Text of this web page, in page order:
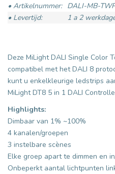
• Artikelnummer: DALI-MB-
• Levertijd:
1 a 2
Deze MiLight DALI Single Color
compatibel met het DALI 8
kunt u enkelkleurige ledstrips
MiLight DT8 5 in 1 DALI
Highlights:
Dimbaar van 1% ~100%
4 kanalen/groepen
3 instelbare scènes
Elke groep apart te dimmen en
Onbeperkt aantal lichtpunten